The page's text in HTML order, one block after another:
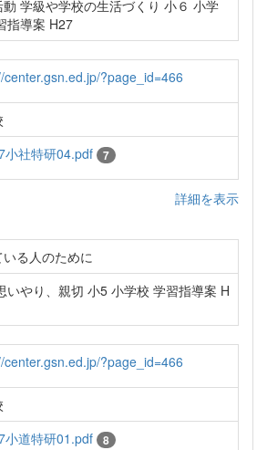
学級や学校の生活づくり 小６ 小学
指導案 H27
center.gsn.ed.jp/?page_id=466
小社特研04.pdf 7
詳細を表示
いる人のために
いやり、親切 小5 小学校 学習指導案 H
center.gsn.ed.jp/?page_id=466
小道特研01.pdf 8